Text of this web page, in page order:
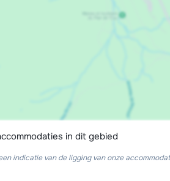
in dit gebied
indicatie van de ligging van onze